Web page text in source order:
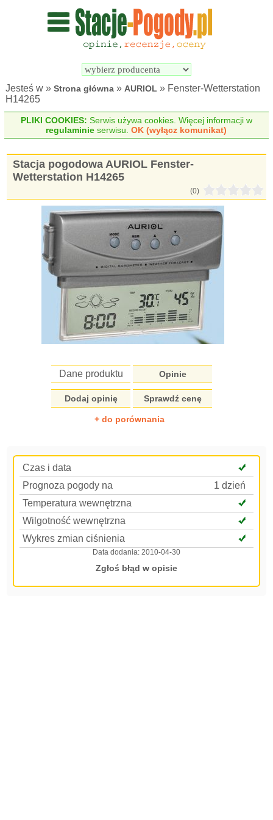
Wyszukiwarka
pogodowych
Jesteś w »Strona główna » AURIOL » Fenster-Wetterstation
H14265
PLIKI COOKIES: Serwis używa cookies. Więcej informacji w
regulaminie serwisu.OK (wyłącz komunikat)
Stacja pogodowa AURIOL Fenster-
Wetterstation H14265
(0)
Dane produktu Opinie
Dodaj opinię Sprawdź cenę
+ do porównania
Czas i data
Prognoza pogody na
1 dzień
Temperatura wewnętrzna
Wilgotność wewnętrzna
Wykres zmian ciśnienia
Data dodania: 2010-04-30
Zgłoś błąd w opisie